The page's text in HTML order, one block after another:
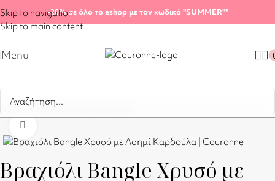
Skip to navigation
Skip to main content
-20%σε όλο το eshop με τον κωδικό "SUMMER""
Menu
Αρχική σελίδα
Βραχιόλι Bangle Χρυσό με